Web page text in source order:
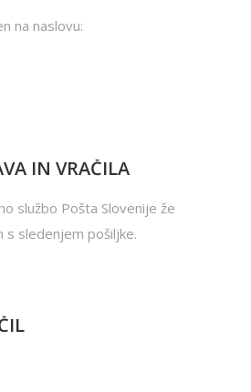
na naslovu:
IN VRAČILA
službo Pošta Slovenije že
s sledenjem pošiljke.